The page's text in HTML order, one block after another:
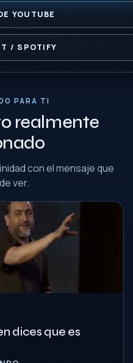
YOUTUBE
/ SPOTIFY
PARA TI
realmente
con el mensaje que
ver.
dices que es